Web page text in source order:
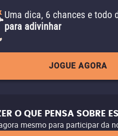
Uma dica, 6 chances e todo
para adivinhar
JOGUE AGORA
O QUE PENSA SOBRE
mesmo para participar da